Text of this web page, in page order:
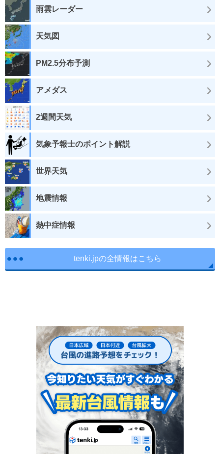
雨雲レーダー
天気図
PM2.5分布予測
アメダス
2週間天気
気象予報士のポイント解説
世界天気
地震情報
熱中症情報
tenki.jpの全情報はこちら